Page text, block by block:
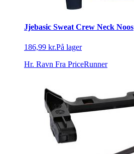
Jjebasic Sweat Crew Neck Noos
186,99 kr.På lager
Hr. Ravn Fra PriceRunner